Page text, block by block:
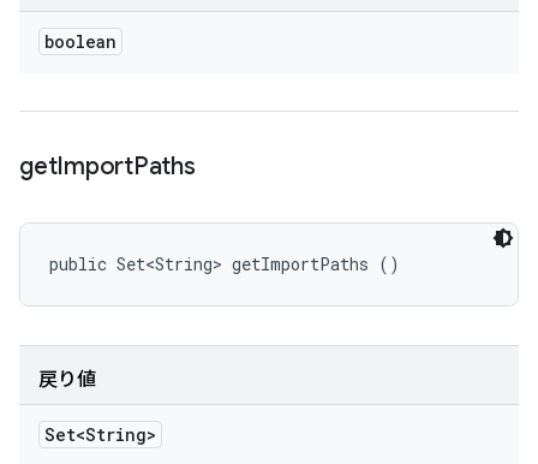
boolean
getImportPaths
public Set<String> getImportPaths ()
戻り値
Set<String>